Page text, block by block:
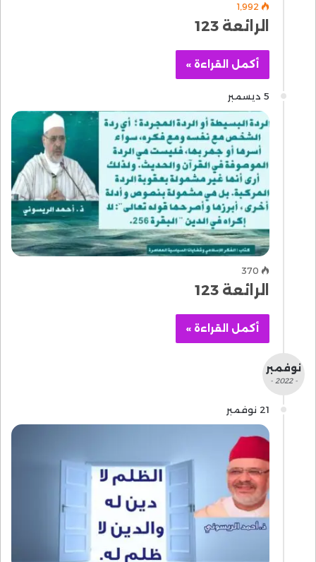
1٬992
الرائعة 123
أكمل القراءة »
5 ديسمبر
370
الرائعة 123
أكمل القراءة »
نوفمبر
- 2022 -
21 نوفمبر